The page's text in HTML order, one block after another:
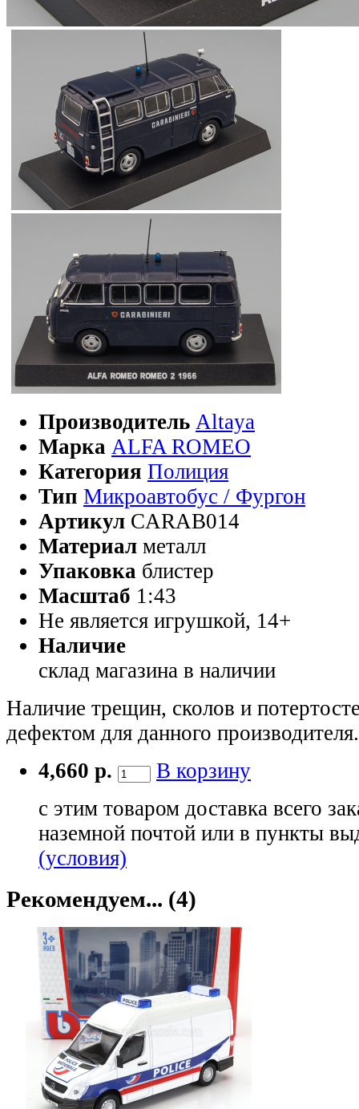
Производитель Altaya
Марка ALFA ROMEO
Категория Полиция
Тип Микроавтобус / Фургон
Артикул CARAB014
Материал металл
Упаковка блистер
Масштаб 1:43
Не является игрушкой, 14+
Наличие
склад магазина в наличии
Наличие трещин, сколов и
дефектом для данного производителя.
4,660 р.
В корзину
с этим товаром доставка всего
наземной почтой или в пункты
(условия)
Рекомендуем... (4)